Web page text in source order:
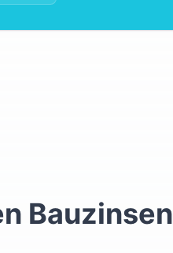
Bauzinsen